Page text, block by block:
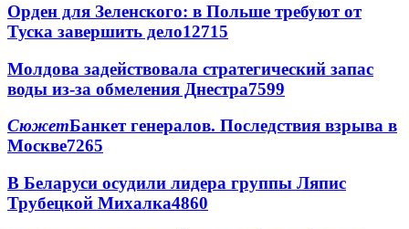
Орден для Зеленского: в Польше требуют от
Туска завершить дело12715
Молдова задействовала стратегический запас
воды из-за обмеления Днестра7599
СюжетБанкет генералов. Последствия взрыва в
Москве7265
В Беларуси осудили лидера группы Ляпис
Трубецкой Михалка4860